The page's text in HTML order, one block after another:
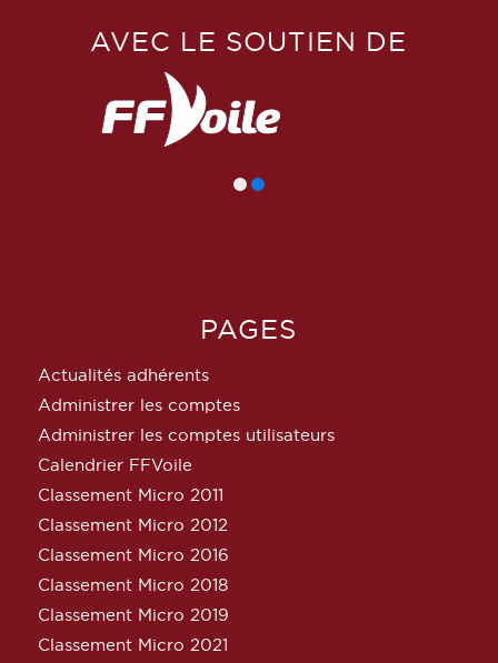
AVEC LE SOUTIEN DE
PAGES
Actualités adhérents
Administrer les comptes
Administrer les comptes utilisateurs
Calendrier FFVoile
Classement Micro 2011
Classement Micro 2012
Classement Micro 2016
Classement Micro 2018
Classement Micro 2019
Classement Micro 2021